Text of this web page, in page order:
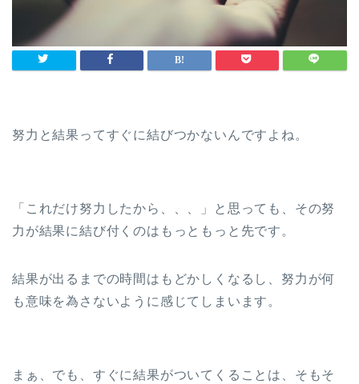
努力と結果ってすぐに結びつかないんですよね。
「これだけ努力したから、、、」と思っても、その努
力が結果に結び付くのはもっともっと先です。
結果が出るまでの時間はもどかしくなるし、努力が何
も意味を為さないように感じてしまいます。
まぁ、でも、すぐに結果がついてくることは、そもそ